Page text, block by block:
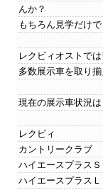
んか？
もちろん見学だけ
レクビィオストで
多数展示車を取り
現在の展示車状況は
レクビィ
カントリークラブ
ハイエースプラスＳ
ハイエースプラス